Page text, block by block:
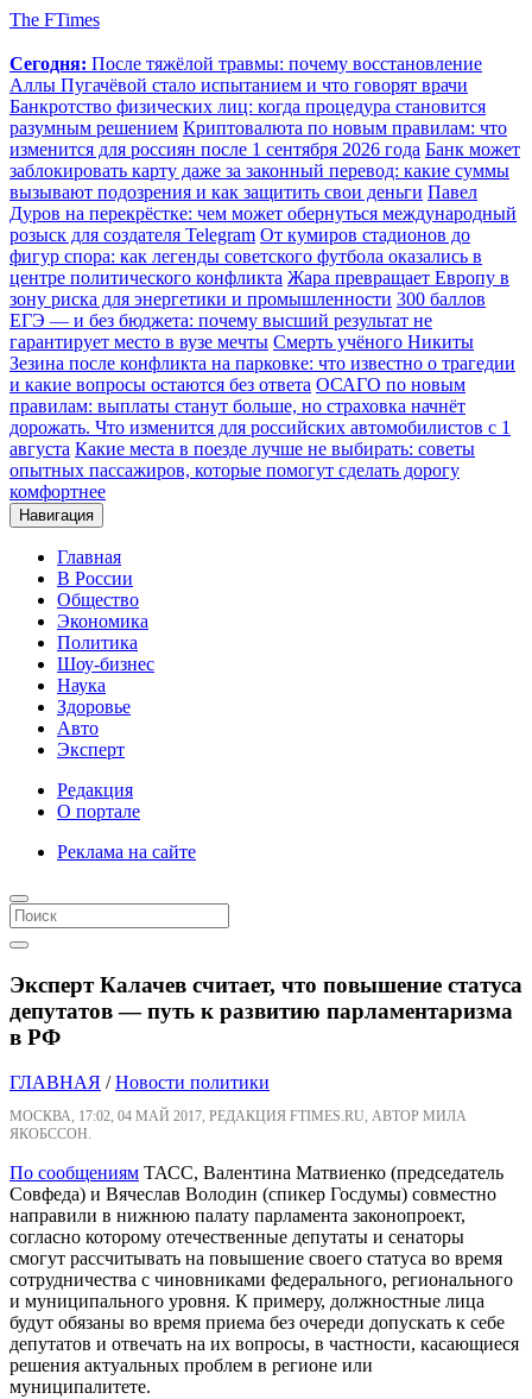
The FTimes
Сегодня: После тяжёлой травмы: почему восстановление
Аллы Пугачёвой стало испытанием и что говорят врачи
Банкротство физических лиц: когда процедура становится
разумным решением Криптовалюта по новым правилам: что
изменится для россиян после 1 сентября 2026 года Банк может
заблокировать карту даже за законный перевод: какие суммы
вызывают подозрения и как защитить свои деньги Павел
Дуров на перекрёстке: чем может обернуться международный
розыск для создателя Telegram От кумиров стадионов до
фигур спора: как легенды советского футбола оказались в
центре политического конфликта Жара превращает Европу в
зону риска для энергетики и промышленности 300 баллов
ЕГЭ — и без бюджета: почему высший результат не
гарантирует место в вузе мечты Смерть учёного Никиты
Зезина после конфликта на парковке: что известно о трагедии
и какие вопросы остаются без ответа ОСАГО по новым
правилам: выплаты станут больше, но страховка начнёт
дорожать. Что изменится для российских автомобилистов с 1
августа Какие места в поезде лучше не выбирать: советы
опытных пассажиров, которые помогут сделать дорогу
комфортнее
Навигация
Главная
В России
Общество
Экономика
Политика
Шоу-бизнес
Наука
Здоровье
Авто
Эксперт
Редакция
О портале
Реклама на сайте
Эксперт Калачев считает, что повышение статуса
депутатов — путь к развитию парламентаризма
в РФ
ГЛАВНАЯ /Новости политики
МОСКВА, 17:02, 04 МАЙ 2017, РЕДАКЦИЯ FTIMES.RU, АВТОР МИЛА
ЯКОБССОН.
По сообщениям ТАСС, Валентина Матвиенко (председатель
Совфеда) и Вячеслав Володин (спикер Госдумы) совместно
направили в нижнюю палату парламента законопроект,
согласно которому отечественные депутаты и сенаторы
смогут рассчитывать на повышение своего статуса во время
сотрудничества с чиновниками федерального, регионального
и муниципального уровня. К примеру, должностные лица
будут обязаны во время приема без очереди допускать к себе
депутатов и отвечать на их вопросы, в частности, касающиеся
решения актуальных проблем в регионе или
муниципалитете.